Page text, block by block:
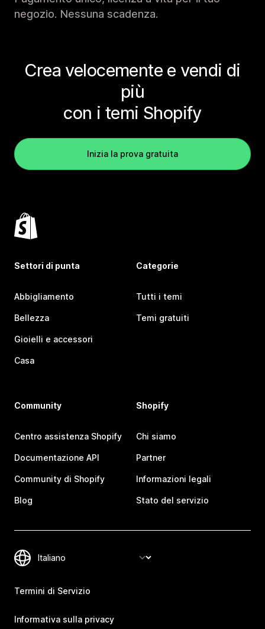
negozio. Nessuna scadenza.
Crea velocemente e vendi di
più
con i temi Shopify
Inizia la prova gratuita
Settori di punta
Abbigliamento
Bellezza
Gioielli e accessori
Casa
Categorie
Tutti i temi
Temi gratuiti
Community
Centro assistenza Shopify
Documentazione API
Community di Shopify
Blog
Shopify
Chi siamo
Partner
Informazioni legali
Stato del servizio
Termini di Servizio
Informativa sulla privacy